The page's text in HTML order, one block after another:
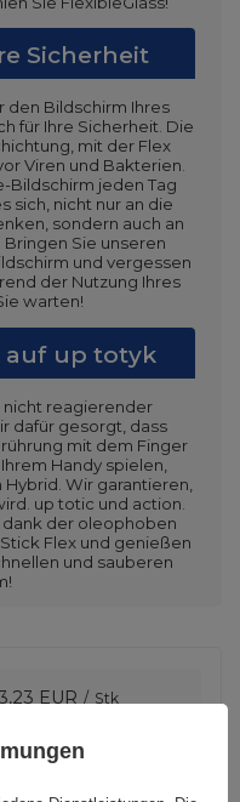
Sicherheit
den Bildschirm Ihres
für Ihre Sicherheit. Die
mit der Flex
Viren und Bakterien.
Bildschirm jeden Tag
sich, nicht nur an die
sondern auch an
Sie unseren
und vergessen
der Nutzung Ihres
warten!
auf up totyk
nicht reagierender
dafür gesorgt, dass
mit dem Finger
Handy spielen,
Wir garantieren,
up totic und action.
dank der oleophoben
Flex und genießen
und sauberen
EUR / Stk